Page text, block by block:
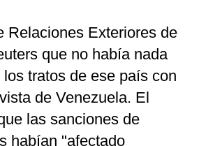
Relaciones Exteriores de
que no había nada
tratos de ese país con
de Venezuela. El
las sanciones de
habían "afectado